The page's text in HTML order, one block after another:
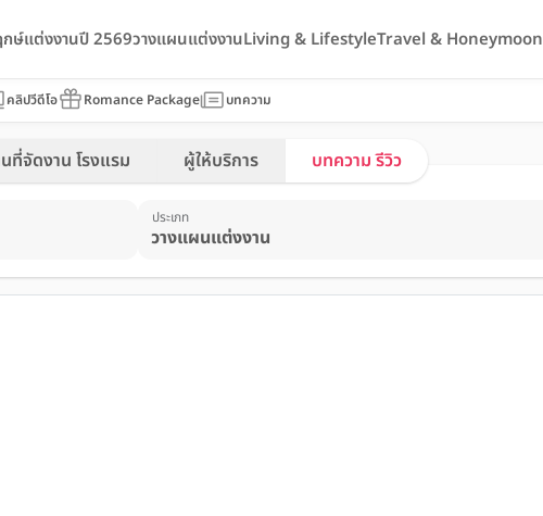
ษ์แต่งงานปี 2569วางแผนแต่งงานLiving & LifestyleTravel & Honeymoon
คลิปวีดีโอ Romance Package บทความ
ที่จัดงาน โรงแรม ผู้ให้บริการ บทความ รีวิว
ประเภท